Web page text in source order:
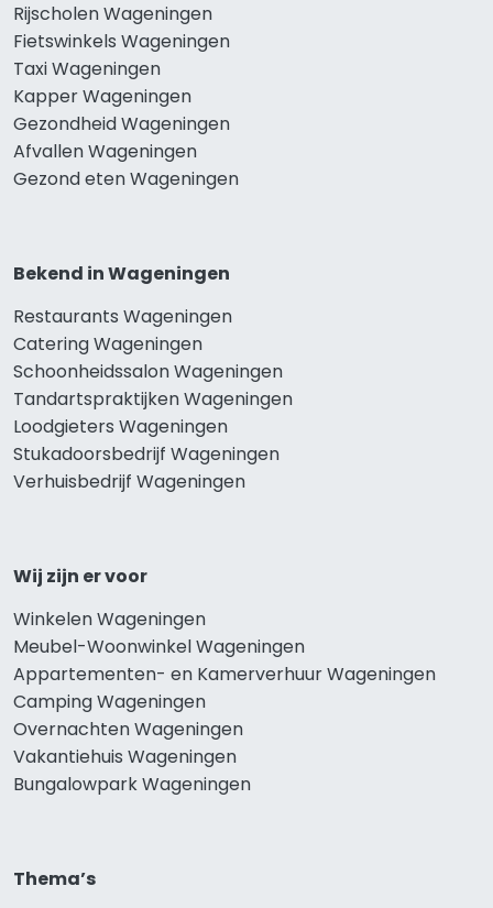
Rijscholen Wageningen
Fietswinkels Wageningen
Taxi Wageningen
Kapper Wageningen
Gezondheid Wageningen
Afvallen Wageningen
Gezond eten Wageningen
Bekend in Wageningen
Restaurants Wageningen
Catering Wageningen
Schoonheidssalon Wageningen
Tandartspraktijken Wageningen
Loodgieters Wageningen
Stukadoorsbedrijf Wageningen
Verhuisbedrijf Wageningen
Wij zijn er voor
Winkelen Wageningen
Meubel-Woonwinkel Wageningen
Appartementen- en Kamerverhuur Wageningen
Camping Wageningen
Overnachten Wageningen
Vakantiehuis Wageningen
Bungalowpark Wageningen
Thema’s